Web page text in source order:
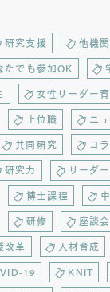
研究支援 他機
たでも参加OK
女性リーダー
上位職 ニ
共同研究 コ
研究力 リーダー
博士課程
研修 座談会
改革 人材育成
19 KNIT